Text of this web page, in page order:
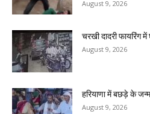
August 9, 2026
चरखी दादरी फायरिंग
August 9, 2026
हरियाणा में बछड़े के
August 9, 2026